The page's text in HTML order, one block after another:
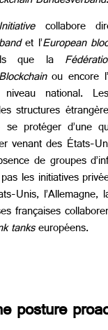
collabore
et l’European
que la
ou encore
national.
structures
protéger d’une
venant des États-
de groupes
les initiatives
Unis,
françaises
tankseuropéens.
posture